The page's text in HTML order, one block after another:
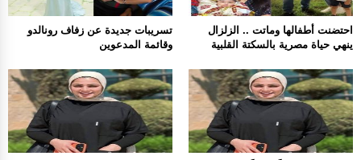
تسريبات جديدة عن زفاف رونالدو
وقائمة المدعوين
احتضنت أطفالها وماتت .. الزلزال
ينهي حياة مصرية بالسكتة القلبية